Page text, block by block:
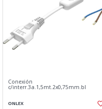
Conexión
c/interr.3a.1,5mt.2x0,75mm.bl
ONLEX